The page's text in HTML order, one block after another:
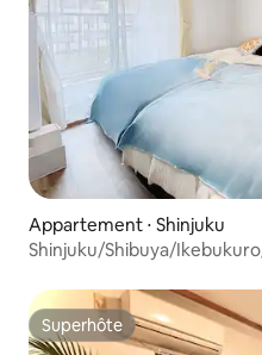
Appartement ⋅ Shinjuku
Shinjuku/Shibuya/
shopping/Climatisation
Superhôte
Superhôte